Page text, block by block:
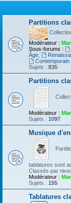
Partitions
Modérateur :
Sous-forums :
Âge
Contemporain
Sujets : 835
Partitions
Modérateur :
Sujets : 1097
Musique
tablatures sont
Classés par
Modérateur :
Sujets : 155
Tablatures